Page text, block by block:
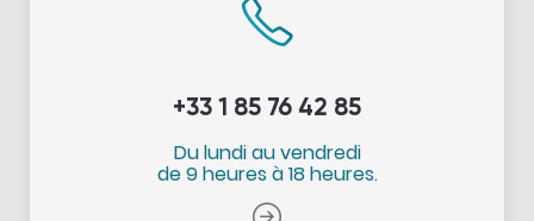
+33 1 85 76 42 85
Du lundi au vendredi
de 9 heures à 18 heures.